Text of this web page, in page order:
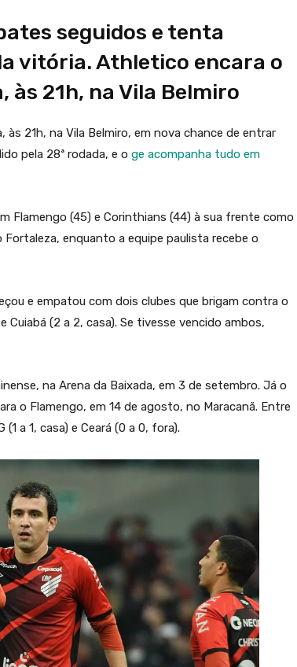
seguidos e tenta
vitória. Athletico encara o
21h, na Vila Belmiro
21h, na Vila Belmiro, em nova chance de entrar
pela 28ª rodada, e o ge acompanha tudo em
Flamengo (45) e Corinthians (44) à sua frente como
enquanto a equipe paulista recebe o
e empatou com dois clubes que brigam contra o
Cuiabá (2 a 2, casa). Se tivesse vencido ambos,
na Arena da Baixada, em 3 de setembro. Já o
o Flamengo, em 14 de agosto, no Maracanã. Entre
a 1, casa) e Ceará (0 a 0, fora).